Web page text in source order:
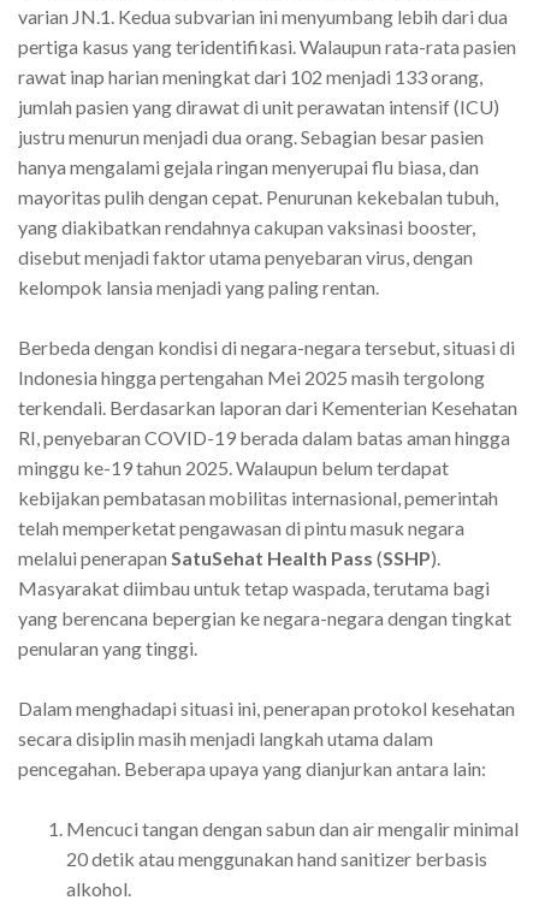
varian JN.1. Kedua subvarian ini menyumbang lebih dari dua
pertiga kasus yang teridentifikasi. Walaupun rata-rata pasien
rawat inap harian meningkat dari 102 menjadi 133 orang,
jumlah pasien yang dirawat di unit perawatan intensif (ICU)
justru menurun menjadi dua orang. Sebagian besar pasien
hanya mengalami gejala ringan menyerupai flu biasa, dan
mayoritas pulih dengan cepat. Penurunan kekebalan tubuh,
yang diakibatkan rendahnya cakupan vaksinasi booster,
disebut menjadi faktor utama penyebaran virus, dengan
kelompok lansia menjadi yang paling rentan.
Berbeda dengan kondisi di negara-negara tersebut, situasi di
Indonesia hingga pertengahan Mei 2025 masih tergolong
terkendali. Berdasarkan laporan dari Kementerian Kesehatan
RI, penyebaran COVID-19 berada dalam batas aman hingga
minggu ke-19 tahun 2025. Walaupun belum terdapat
kebijakan pembatasan mobilitas internasional, pemerintah
telah memperketat pengawasan di pintu masuk negara
melalui penerapan SatuSehat Health Pass (SSHP).
Masyarakat diimbau untuk tetap waspada, terutama bagi
yang berencana bepergian ke negara-negara dengan tingkat
penularan yang tinggi.
Dalam menghadapi situasi ini, penerapan protokol kesehatan
secara disiplin masih menjadi langkah utama dalam
pencegahan. Beberapa upaya yang dianjurkan antara lain:
Mencuci tangan dengan sabun dan air mengalir minimal
20 detik atau menggunakan hand sanitizer berbasis
alkohol.